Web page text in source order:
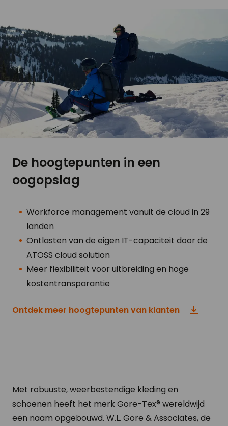
De hoogtepunten in een
oogopslag
Workforce management vanuit de cloud in 29
landen
Ontlasten van de eigen IT-capaciteit door de
ATOSS cloud solution
Meer flexibiliteit voor uitbreiding en hoge
kostentransparantie
Ontdek meer hoogtepunten van klanten
Met robuuste, weerbestendige kleding en
schoenen heeft het merk Gore-Tex® wereldwijd
een naam opgebouwd. W.L. Gore & Associates, de